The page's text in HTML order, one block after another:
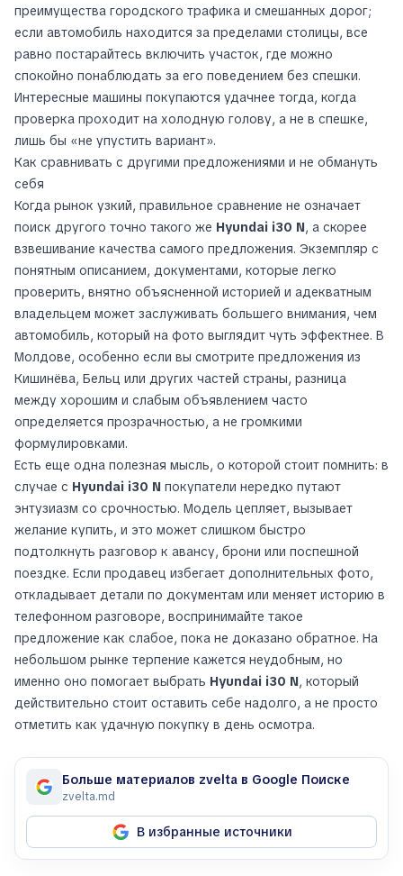
преимущества городского трафика и смешанных дорог;
если автомобиль находится за пределами столицы, все
равно постарайтесь включить участок, где можно
спокойно понаблюдать за его поведением без спешки.
Интересные машины покупаются удачнее тогда, когда
проверка проходит на холодную голову, а не в спешке,
лишь бы «не упустить вариант».
Как сравнивать с другими предложениями и не обмануть
себя
Когда рынок узкий, правильное сравнение не означает
поиск другого точно такого же Hyundai i30 N, а скорее
взвешивание качества самого предложения. Экземпляр с
понятным описанием, документами, которые легко
проверить, внятно объясненной историей и адекватным
владельцем может заслуживать большего внимания, чем
автомобиль, который на фото выглядит чуть эффектнее. В
Молдове, особенно если вы смотрите предложения из
Кишинёва, Бельц или других частей страны, разница
между хорошим и слабым объявлением часто
определяется прозрачностью, а не громкими
формулировками.
Есть еще одна полезная мысль, о которой стоит помнить: в
случае с Hyundai i30 N покупатели нередко путают
энтузиазм со срочностью. Модель цепляет, вызывает
желание купить, и это может слишком быстро
подтолкнуть разговор к авансу, брони или поспешной
поездке. Если продавец избегает дополнительных фото,
откладывает детали по документам или меняет историю в
телефонном разговоре, воспринимайте такое
предложение как слабое, пока не доказано обратное. На
небольшом рынке терпение кажется неудобным, но
именно оно помогает выбрать Hyundai i30 N, который
действительно стоит оставить себе надолго, а не просто
отметить как удачную покупку в день осмотра.
Больше материалов zvelta в Google Поиске
zvelta.md
В избранные источники